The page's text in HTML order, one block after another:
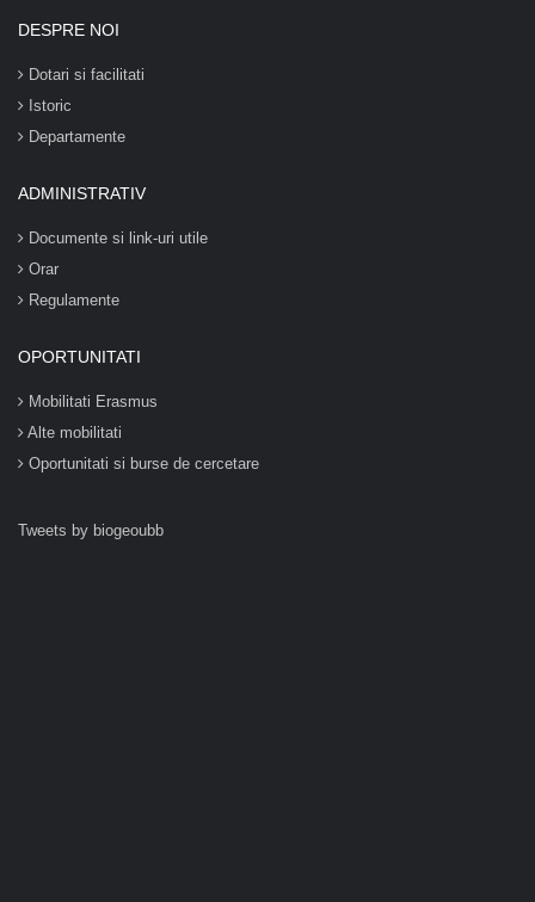
DESPRE NOI
Dotari si facilitati
Istoric
Departamente
ADMINISTRATIV
Documente si link-uri utile
Orar
Regulamente
OPORTUNITATI
Mobilitati Erasmus
Alte mobilitati
Oportunitati si burse de cercetare
Tweets by biogeoubb